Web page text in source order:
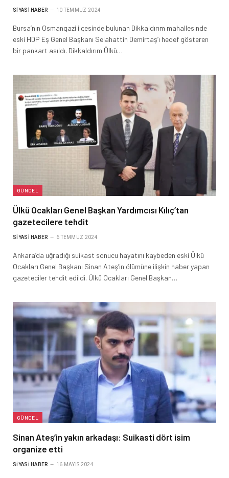
SIYASI HABER 10 TEMMUZ 2024
Bursa’nın Osmangazi ilçesinde bulunan Dikkaldırım mahallesinde
eski HDP Eş Genel Başkanı Selahattin Demirtaş’ı hedef gösteren
bir pankart asıldı. Dikkaldırım Ülkü…
GÜNCEL
Ülkü Ocakları Genel Başkan Yardımcısı Kılıç’tan
gazetecilere tehdit
SIYASI HABER 6 TEMMUZ 2024
Ankara’da uğradığı suikast sonucu hayatını kaybeden eski Ülkü
Ocakları Genel Başkanı Sinan Ateş’in ölümüne ilişkin haber yapan
gazeteciler tehdit edildi. Ülkü Ocakları Genel Başkan…
GÜNCEL
Sinan Ateş’in yakın arkadaşı: Suikasti dört isim
organize etti
SIYASI HABER 16 MAYIS 2024